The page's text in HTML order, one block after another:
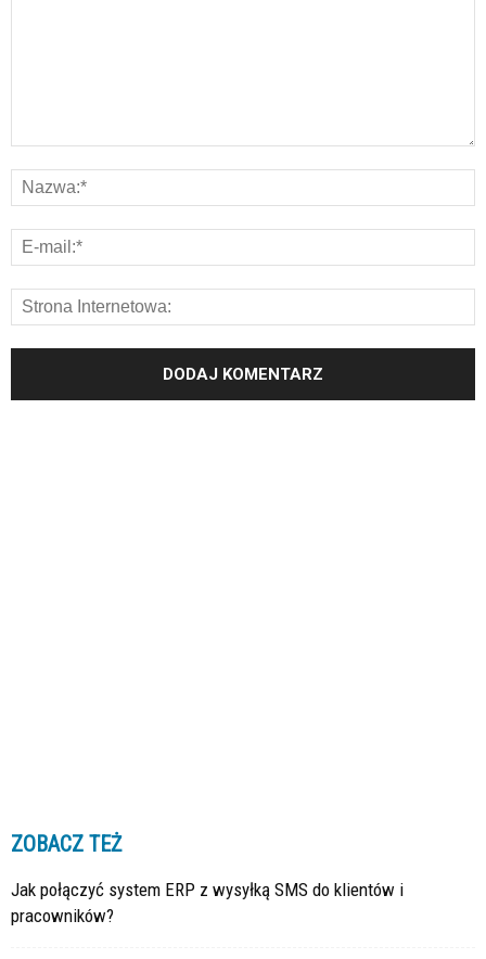
ZOBACZ TEŻ
Jak połączyć system ERP z wysyłką SMS do klientów i
pracowników?